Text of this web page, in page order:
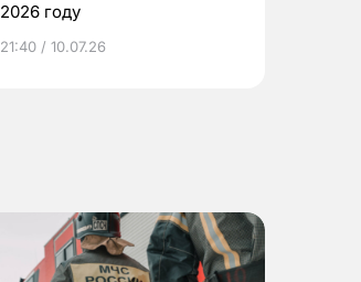
2026 году
21:40 / 10.07.26